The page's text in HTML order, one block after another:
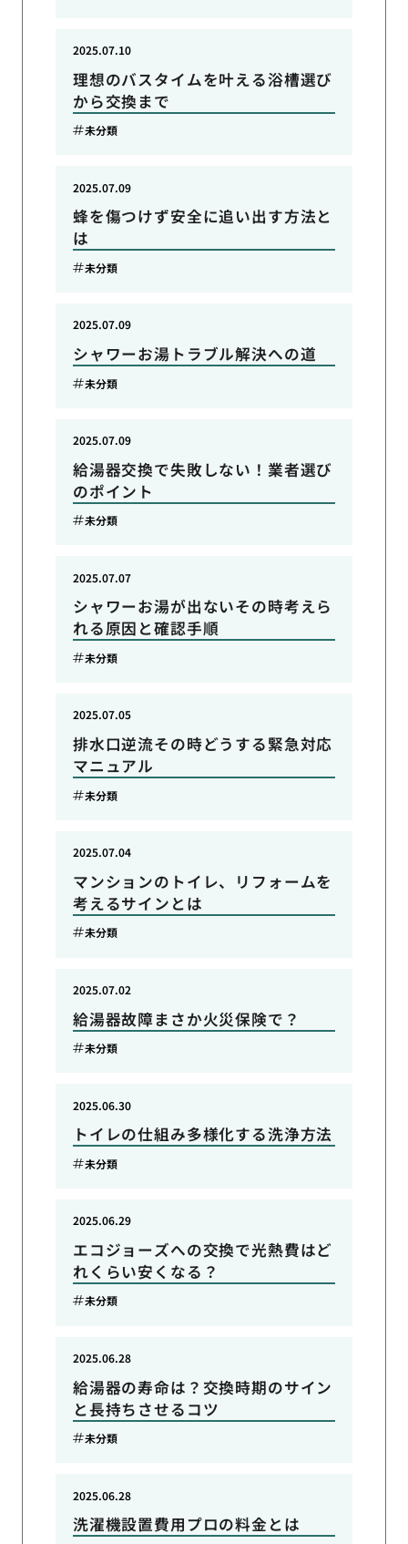
理想のバスタイムを叶える浴槽選び
から交換まで
2025.07.10
未分類
蜂を傷つけず安全に追い出す方法と
は
2025.07.09
未分類
シャワーお湯トラブル解決への道
2025.07.09
未分類
給湯器交換で失敗しない！業者選び
のポイント
2025.07.09
未分類
シャワーお湯が出ないその時考えら
れる原因と確認手順
2025.07.07
未分類
排水口逆流その時どうする緊急対応
マニュアル
2025.07.05
未分類
マンションのトイレ、リフォームを
考えるサインとは
2025.07.04
未分類
給湯器故障まさか火災保険で？
2025.07.02
未分類
トイレの仕組み多様化する洗浄方法
2025.06.30
未分類
エコジョーズへの交換で光熱費はど
れくらい安くなる？
2025.06.29
未分類
給湯器の寿命は？交換時期のサイン
と長持ちさせるコツ
2025.06.28
未分類
洗濯機設置費用プロの料金とは
2025.06.28